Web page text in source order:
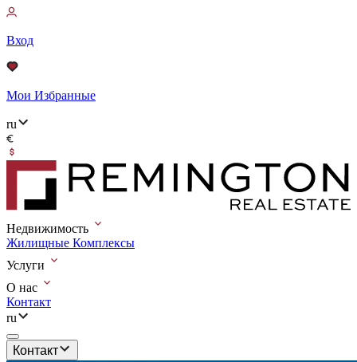
Вход
Мои Избранные
ru
Недвижимость
Жилищные Комплексы
Услуги
О нас
Контакт
ru
Контакт